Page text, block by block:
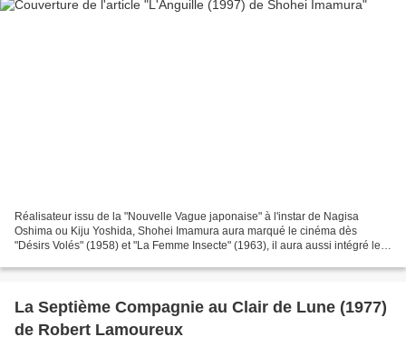
Réalisateur issu de la "Nouvelle Vague japonaise" à l'instar de Nagisa
Oshima ou Kiju Yoshida, Shohei Imamura aura marqué le cinéma dès
"Désirs Volés" (1958) et "La Femme Insecte" (1963), il aura aussi intégré le
La Septième Compagnie au Clair de Lune (1977)
de Robert Lamoureux